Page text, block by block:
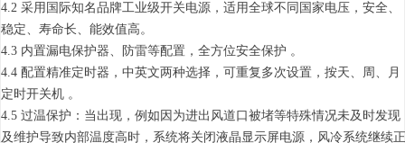
4.2 采用国际知名品牌工业级开关电源，适用全球不同国家电压，安全、
稳定、寿命长、能效值高。
4.3 内置漏电保护器、防雷等配置，全方位安全保护 。
4.4 配置精准定时器，中英文两种选择，可重复多次设置，按天、周、月
定时开关机 。
4.5 过温保护：当出现，例如因为进出风道口被堵等特殊情况未及时发现
及维护导致内部温度高时，系统将关闭液晶显示屏电源，风冷系统继续正